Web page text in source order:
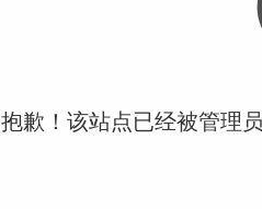
抱歉！该站点已经被管理